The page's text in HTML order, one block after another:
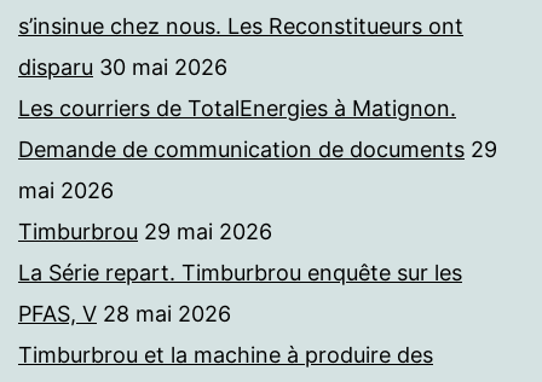
s’insinue chez nous. Les Reconstitueurs ont
disparu 30 mai 2026
Les courriers de TotalEnergies à Matignon.
Demande de communication de documents 29
mai 2026
Timburbrou 29 mai 2026
La Série repart. Timburbrou enquête sur les
PFAS, V 28 mai 2026
Timburbrou et la machine à produire des